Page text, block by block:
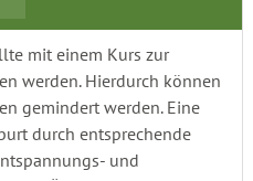
mit einem Kurs zur
werden. Hierdurch können
gemindert werden. Eine
durch entsprechende
und